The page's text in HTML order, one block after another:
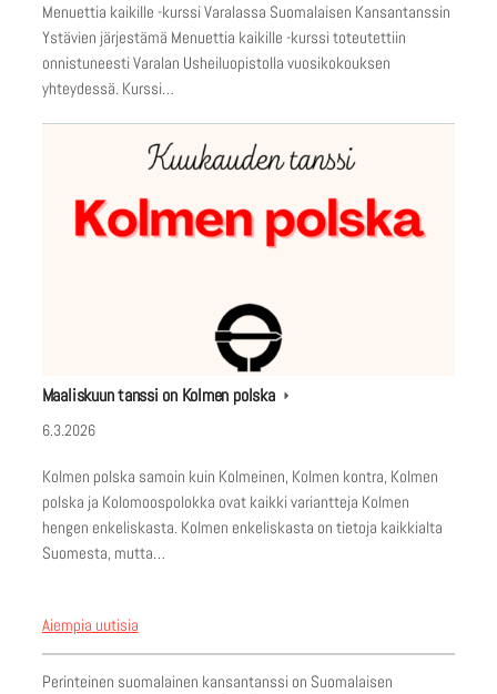
Menuettia kaikille -kurssi Varalassa Suomalaisen Kansantanssin
Ystävien järjestämä Menuettia kaikille -kurssi toteutettiin
onnistuneesti Varalan Usheiluopistolla vuosikokouksen
yhteydessä. Kurssi…
Maaliskuun tanssi on Kolmen polska
6.3.2026
Kolmen polska samoin kuin Kolmeinen, Kolmen kontra, Kolmen
polska ja Kolomoospolokka ovat kaikki variantteja Kolmen
hengen enkeliskasta. Kolmen enkeliskasta on tietoja kaikkialta
Suomesta, mutta…
Aiempia uutisia
Perinteinen suomalainen kansantanssi on Suomalaisen